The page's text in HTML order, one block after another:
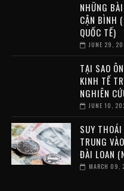
NHỮNG
CẬN BÌNH
QUỐC TẾ)
JUNE 29,
TẠI SAO
KINH TẾ
NGHIÊN
JUNE 10,
SUY
TRUNG
ĐÀI LOAN
MARCH 09,